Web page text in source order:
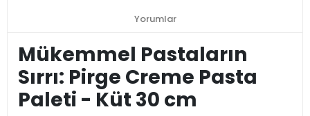
Yorumlar
Mükemmel Pastaların
Sırrı: Pirge Creme Pasta
Paleti - Küt 30 cm